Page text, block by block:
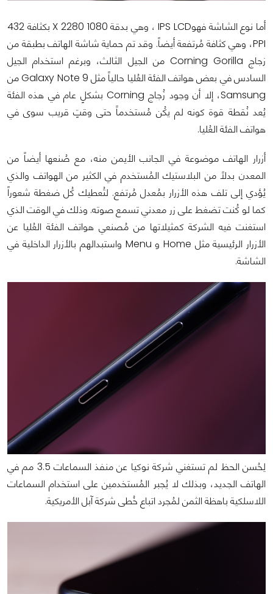
أما نوع الشاشة فهوIPS LCD ، وهي بدقة 1080 X 2280 بكثافة 432
PPI، وهي كثافة مُرتفعة أيضاً. وقد تم حماية شاشة الهاتف بطبقة من
زجاج Corning Gorilla من الجيل الثالث، وبرغم استخدام الجيل
السادس في بعض هواتف الفئة العُليا حالياً مثل Galaxy Note 9 من
Samsung، إلا أن وجود زُجاج Corning بشكلٍ عام في هذه الفئة
يُعد نُقطة قوة كونه لم يكُن مُستخدماً حتى وقتٍ قريب سوى في
هواتف الفئة العُليا.
أزرار الهاتف موضوعة في الجانب الأيمن منه، مع صُنعها أيضاً من
المعدن بدلاً من البلاستيك المُستخدم في الكثير من الهواتف والذي
يُؤدي إلى تلف هذه الأزرار بمُعدل مُرتفع. لتُعطيك كُل ضغطة شعوراً
كما لو كُنت تضغط على زر معدني تسمع صوته. وذلك في الوقت الذي
استغنت فيه الشركة كمثيلاتها من مُصنعي هواتف الفئة العُليا عن
الأزرار الرئيسية مثل Home و Menu واستبدالهم بالأزرار الداخلية في
الشاشة.
لِحُسن الحظ لم تستغني شركة نوكيا عن منفذ السماعات 3.5 مم في
الهاتف الجديد، وبذلك لا يُجبر المُستخدمين على استخدام السماعات
اللاسلكية باهظة الثمن لمُجرد اتباع خُطى شركة آبل الأمريكية.